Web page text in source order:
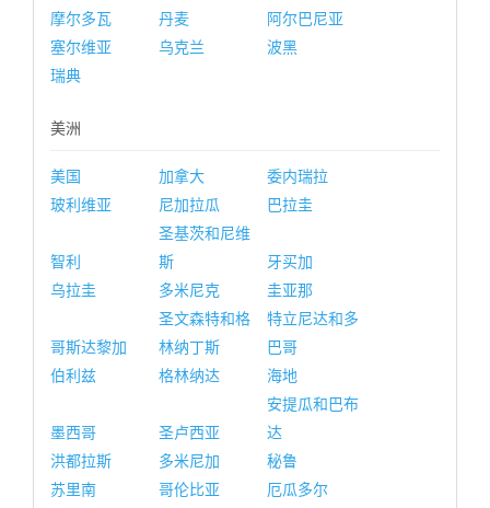
摩尔多瓦
丹麦
阿尔巴尼亚
塞尔维亚
乌克兰
波黑
瑞典
美洲
美国 加拿大
委内瑞拉
玻利维亚
尼加拉瓜 巴拉圭
智利
圣基茨和尼维
斯
牙买加
乌拉圭
多米尼克 圭亚那
哥斯达黎加
圣文森特和格
林纳丁斯
特立尼达和多
巴哥
伯利兹
格林纳达 海地
墨西哥 圣卢西亚
安提瓜和巴布
达
洪都拉斯
多米尼加
秘鲁
苏里南
哥伦比亚
厄瓜多尔